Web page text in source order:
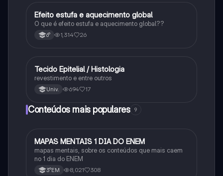
Ciência
Efeito estufa e aquecimento global
O que é efeito estufa e aquecimento global??
6° 1,314 26
Ciência
Tecido Epitelial / Histologia
revestimento e entre outros
Univ. 694 17
Conteúdos mais populares 9
Português
MAPAS MENTAIS 1 DIA DO ENEM
mapas mentais, sobre os conteúdos que mais caem
no 1 dia do ENEM
3°EM 8,021 308